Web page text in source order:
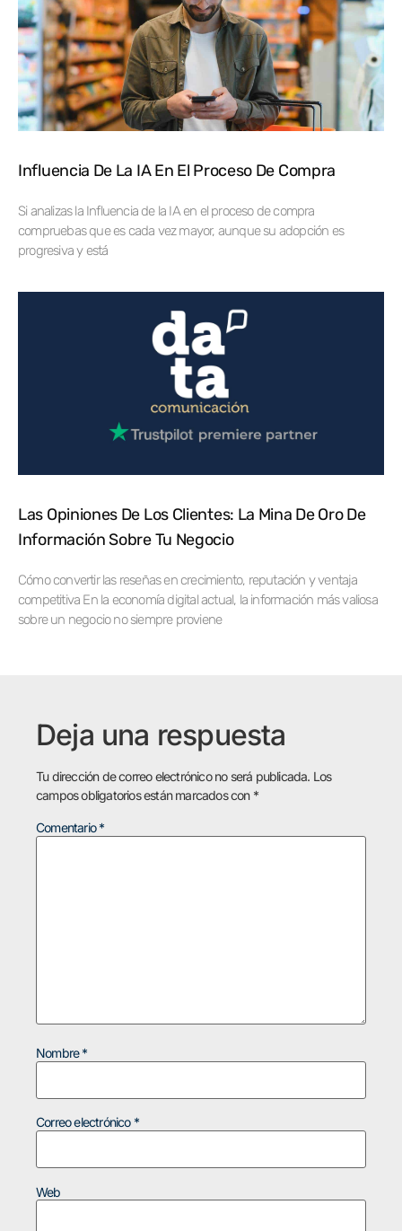
Influencia De La IA En El Proceso De Compra
Si analizas la Influencia de la IA en el proceso de compra
compruebas que es cada vez mayor, aunque su adopción es
progresiva y está
Las Opiniones De Los Clientes: La Mina De Oro De
Información Sobre Tu Negocio
Cómo convertir las reseñas en crecimiento, reputación y ventaja
competitiva En la economía digital actual, la información más valiosa
sobre un negocio no siempre proviene
Deja una respuesta
Tu dirección de correo electrónico no será publicada. Los
campos obligatorios están marcados con *
Comentario*
Nombre*
Correo electrónico *
Web